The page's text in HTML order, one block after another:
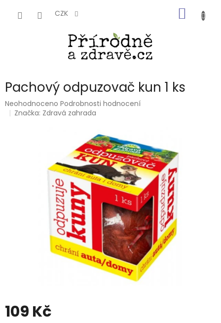
CZK
KOŠÍK
Pachový odpuzovač kun 1 ks
Průměrné
hodnocení
Neohodnoceno Podrobnosti hodnocení
Značka: Zdravá zahrada
109 Kč